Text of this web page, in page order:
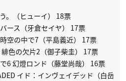
。（ヒューイ） 18票
ース（牙倉セイヤ） 17票
空の中で7（平島義近） 17票
色の欠片2（御子柴圭） 17票
6 幻燈ロンド（藤堂尚哉） 16票
イド：インヴェイデッド（白岳